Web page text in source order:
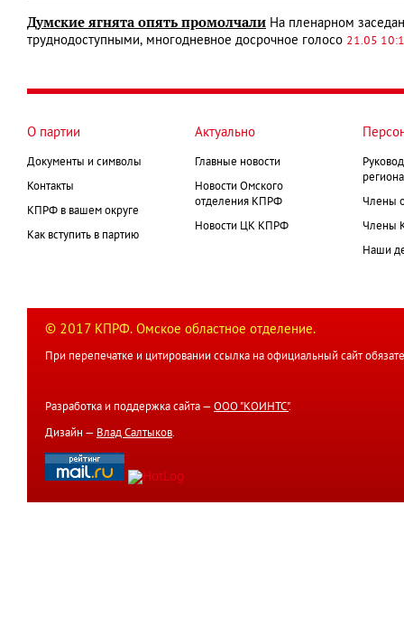
Думские ягнята опять промолчали На пленарном
труднодоступными, многодневное досрочное голосо 21.05
О партии
Документы и символы
Контакты
КПРФ в вашем округе
Как вступить в партию
Актуально
Главные новости
Новости Омского
отделения КПРФ
Новости ЦК КПРФ
Члены
Члены
Наши
© 2017 КПРФ. Омское областное отделение.
При перепечатке и цитировании ссылка на официальный сайт
Разработка и поддержка сайта — ООО "КОИНТС".
Дизайн — Влад Салтыков.